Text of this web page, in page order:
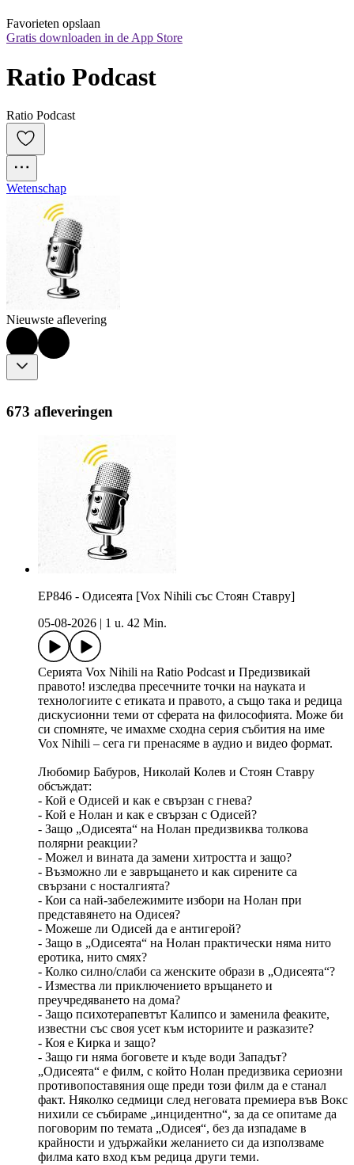
Favorieten opslaan
Gratis downloaden in de App Store
Ratio Podcast
Ratio Podcast
Wetenschap
Nieuwste aflevering
673 afleveringen
EP846 - Одисеята [Vox Nihili със Стоян Ставру]
05-08-2026
1 u. 42 Min.
Серията Vox Nihili на Ratio Podcast и Предизвикай
правото! изследва пресечните точки на науката и
технологиите с етиката и правото, а също така и редица
дискусионни теми от сферата на философията. Може би
си спомняте, че имахме сходна серия събития на име
Vox Nihili – сега ги пренасяме в аудио и видео формат.
Любомир Бабуров, Николай Колев и Стоян Ставру
обсъждат:
- Кой е Одисей и как е свързан с гнева?
- Кой е Нолан и как е свързан с Одисей?
- Защо „Одисеята“ на Нолан предизвиква толкова
полярни реакции?
- Можел и вината да замени хитростта и защо?
- Възможно ли е завръщането и как сирените са
свързани с носталгията?
- Кои са най-забележимите избори на Нолан при
представянето на Одисея?
- Можеше ли Одисей да е антигерой?
- Защо в „Одисеята“ на Нолан практически няма нито
еротика, нито смях?
- Колко силно/слаби са женските образи в „Одисеята“?
- Измества ли приключението връщането и
преучредяването на дома?
- Защо психотерапевтът Калипсо и заменила феаките,
известни със своя усет към историите и разказите?
- Коя е Кирка и защо?
- Защо ги няма боговете и къде води Западът?
„Одисеята“ е филм, с който Нолан предизвика сериозни
противопоставяния още преди този филм да е станал
факт. Няколко седмици след неговата премиера във Вокс
нихили се събираме „инцидентно“, за да се опитаме да
поговорим по темата „Одисея“, без да изпадаме в
крайности и удържайки желанието си да използваме
филма като вход към редица други теми.